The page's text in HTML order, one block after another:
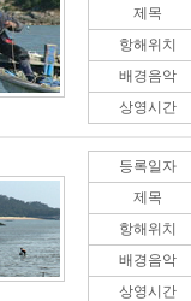
제목
항해위치
배경음악
상영시간
등록일자
제목
항해위치
배경음악
상영시간